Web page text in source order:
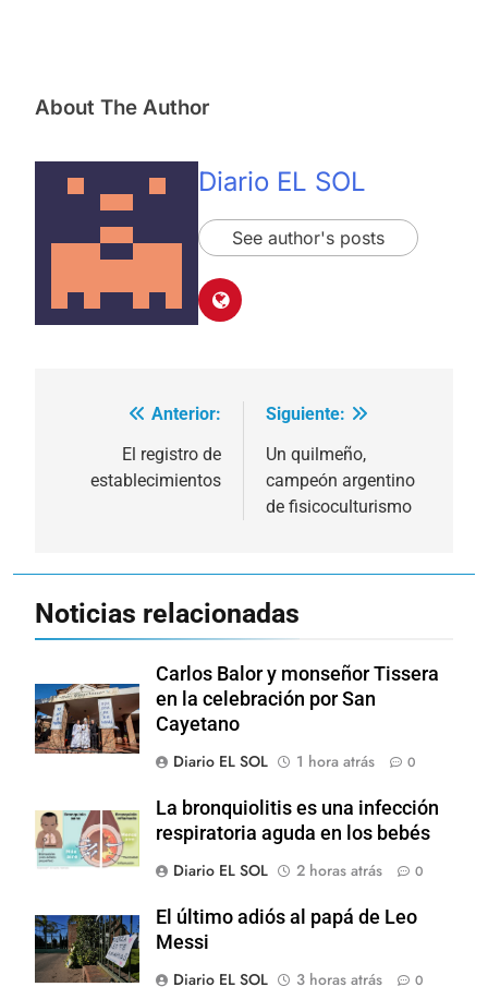
About The Author
Diario EL SOL
See author's posts
Navegación
Anterior:
El registro de
establecimientos
Siguiente:
Un quilmeño,
campeón argentino
de fisicoculturismo
Noticias relacionadas
Carlos Balor y monseñor Tissera
en la celebración por San
Cayetano
Diario EL SOL
1 hora atrás 0
La bronquiolitis es una infección
respiratoria aguda en los bebés
Diario EL SOL
2 horas atrás 0
El último adiós al papá de Leo
Messi
Diario EL SOL
3 horas atrás 0